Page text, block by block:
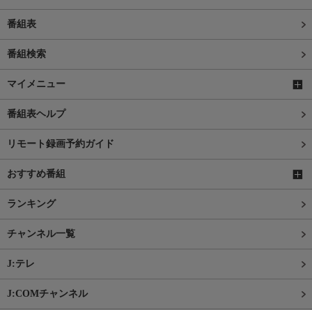
番組表
番組検索
マイメニュー
番組表ヘルプ
リモート録画予約ガイド
おすすめ番組
ランキング
チャンネル一覧
J:テレ
J:COMチャンネル